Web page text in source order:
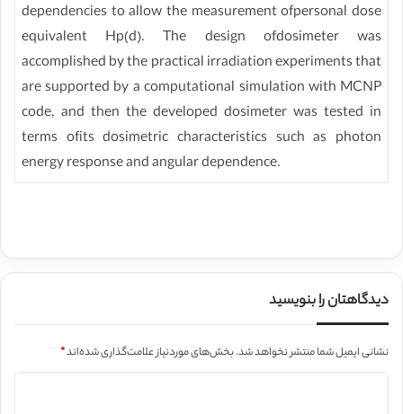
dependencies to allow the measurement ofpersonal dose
equivalent Hp(d). The design ofdosimeter was
accomplished by the practical irradiation experiments that
are supported by a computational simulation with MCNP
code, and then the developed dosimeter was tested in
terms ofits dosimetric characteristics such as photon
energy response and angular dependence.
دیدگاهتان را بنویسید
نشانی ایمیل شما منتشر نخواهد شد.بخش‌های موردنیاز علامت‌گذاری شده‌اند*